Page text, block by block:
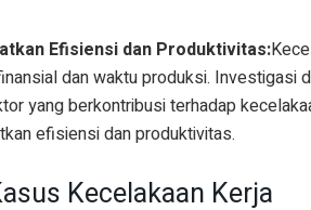
Efisiensi dan Produktivitas:
dan waktu produksi. Investigasi
yang berkontribusi terhadap
efisiensi dan produktivitas.
Kecelakaan Kerja